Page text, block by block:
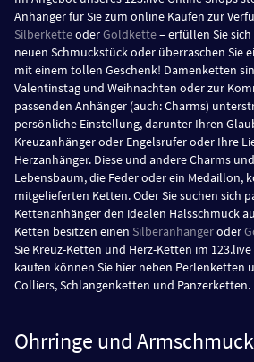
Anhänger für Sie zum online Kaufen zur
SilberketteoderGoldkette– erfüllen Sie
neuen Schmuckstück oder überraschen Sie
mit einem tollen Geschenk! Damenketten
Valentinstag und Weihnachten oder zur
passenden Anhänger (auch: Charms)
persönliche Einstellung, darunter Ihren
Kreuzanhänger oder Engelsrufer oder Ihre
Herzanhänger. Diese und andere Charms
Lebensbaum, die Feder oder ein Medaillon,
mitgelieferten Ketten. Oder Sie suchen sich
Kettenanhänger den idealen Halsschmuck
Ketten besitzen einen Silberanhängeroder
Sie Kreuz-Ketten und Herz-Ketten im
kaufen können Sie hier neben Perlenketten
Colliers, Schlangenketten und Panzerketten.
Ohrringe und Armschmuck